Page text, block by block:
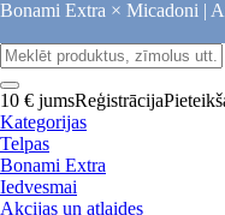
Bonami Extra × Micadoni |
10 € jumsReģistrācija
Kategorijas
Telpas
Bonami Extra
Iedvesmai
Akcijas un atlaides